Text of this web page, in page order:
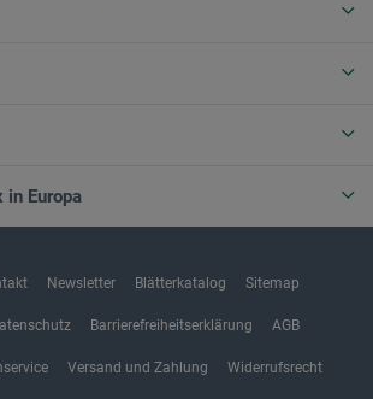
in Europa
Newsletter Blätterkatalog Sitemap
Barrierefreiheitserklärung AGB
Versand und Zahlung Widerrufsrecht